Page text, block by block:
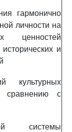
гармонично
личности на
ценностей
и
культурных
сравнению с
системы